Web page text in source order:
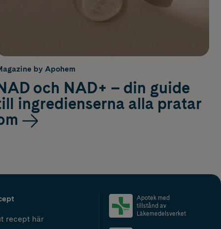
by Apohem
och NAD+ – din guide
ingredienserna alla pratar
recept här
Apotek med
tillstånd av
Läkemedelsverket